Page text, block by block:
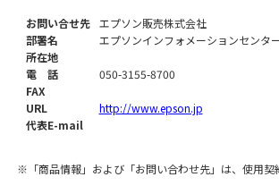
お問い合せ先
エプソン販売株式会社
部署名
エプソンインフォメーションセンタ
所在地
電 話
050-3155-8700
FAX
URL
http://www.epson.jp
代表E-mail
※「商品情報」および「お問い合わせ先」は、使用